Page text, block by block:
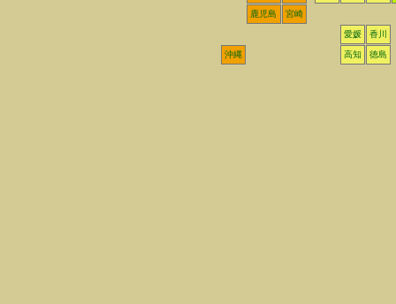
鹿児島 宮崎
愛媛 香川
沖縄 高知 徳島